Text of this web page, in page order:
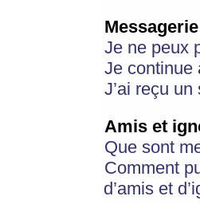
Je ne peux
Je continue
J’ai reçu
Amis et
Que sont
Comment
d’amis et